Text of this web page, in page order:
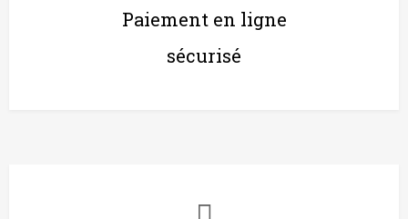
Paiement en ligne
sécurisé